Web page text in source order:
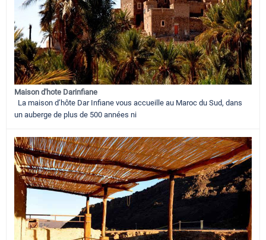
Maison d'hote Darinfiane
La maison d’hôte Dar Infiane vous accueille au Maroc du Sud, dans
un auberge de plus de 500 années ni